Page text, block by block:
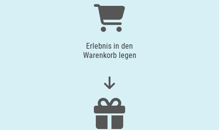
Erlebnis in den
Warenkorb legen